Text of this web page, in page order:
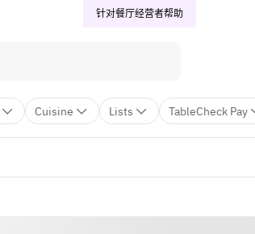
针对餐厅经营者帮助
Cuisine Lists TableCheck Pay